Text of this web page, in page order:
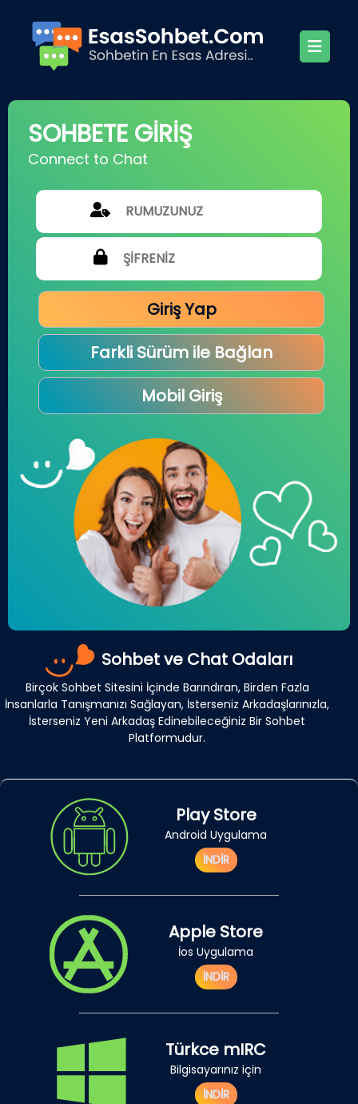
SOHBETE GİRİŞ
Connect to Chat
Giriş Yap
Farkli Sürüm ile Bağlan
Mobil Giriş
Sohbet ve Chat Odaları
Birçok Sohbet Sitesini İçinde Barındıran, Birden Fazla
İnsanlarla Tanışmanızı Sağlayan, İsterseniz Arkadaşlarınızla,
İsterseniz Yeni Arkadaş Edinebileceğiniz Bir Sohbet
Platformudur.
Play Store
Android Uygulama
İNDİR
Apple Store
İos Uygulama
İNDİR
Türkce mIRC
Bilgisayarınız için
İNDİR